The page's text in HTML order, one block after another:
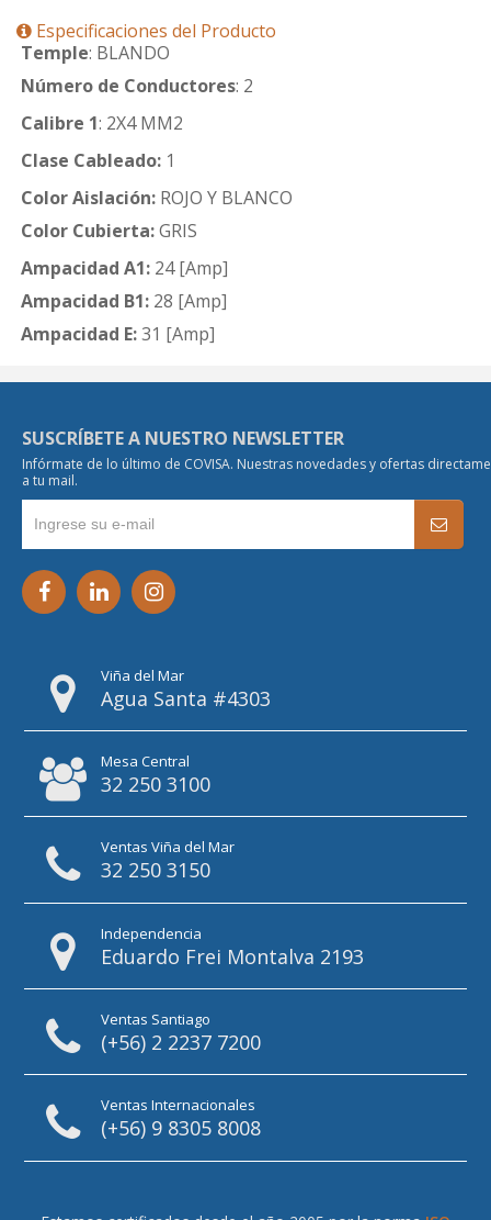
Especificaciones del Producto
Temple: BLANDO
Número de Conductores: 2
Calibre 1: 2X4 MM2
Clase Cableado: 1
Color Aislación: ROJO Y BLANCO
Color Cubierta:GRIS
Ampacidad A1: 24 [Amp]
Ampacidad B1: 28 [Amp]
Ampacidad E:31 [Amp]
SUSCRÍBETE A NUESTRO NEWSLETTER
Infórmate de lo último de COVISA. Nuestras novedades y ofertas
a tu mail.
Viña del Mar
Agua Santa #4303
Mesa Central
32 250 3100
Ventas Viña del Mar
32 250 3150
Independencia
Eduardo Frei Montalva 2193
Ventas Santiago
(+56) 2 2237 7200
Ventas Internacionales
(+56) 9 8305 8008